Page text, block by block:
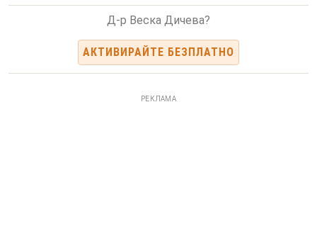
Д-р Веска Дичева?
АКТИВИРАЙТЕ БЕЗПЛАТНО
РЕКЛАМА